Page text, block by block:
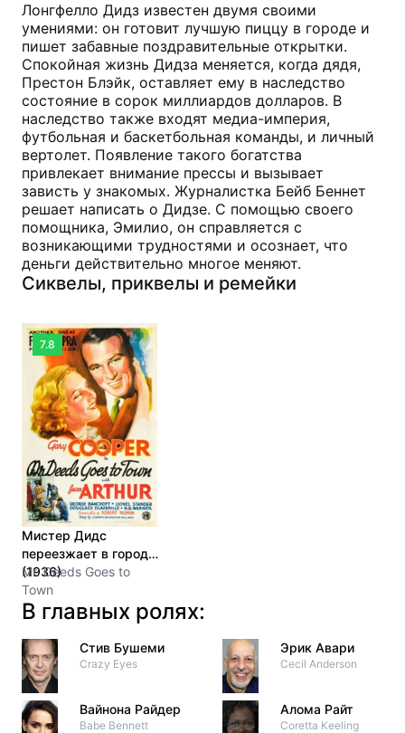
Лонгфелло Дидз известен двумя своими
умениями: он готовит лучшую пиццу в городе и
пишет забавные поздравительные открытки.
Спокойная жизнь Дидза меняется, когда дядя,
Престон Блэйк, оставляет ему в наследство
состояние в сорок миллиардов долларов. В
наследство также входят медиа-империя,
футбольная и баскетбольная команды, и личный
вертолет. Появление такого богатства
привлекает внимание прессы и вызывает
зависть у знакомых. Журналистка Бейб Беннет
решает написать о Дидзе. С помощью своего
помощника, Эмилио, он справляется с
возникающими трудностями и осознает, что
деньги действительно многое меняют.
Сиквелы, приквелы и ремейки
7.8
Мистер Дидс
переезжает в город
(1936)
Mr. Deeds Goes to
Town
В главных ролях:
Стив Бушеми
Crazy Eyes
Вайнона Райдер
Babe Bennett
Эрик Авари
Cecil Anderson
Алома Райт
Coretta Keeling